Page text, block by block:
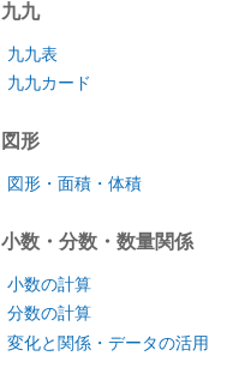
九九
九九表
九九カード
図形
図形・面積・体積
小数・分数・数量関係
小数の計算
分数の計算
変化と関係・データの活用